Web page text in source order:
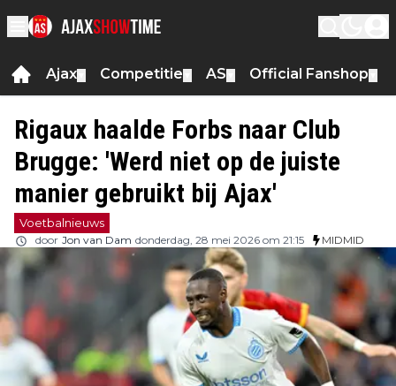
Ajax Competitie AS Official Fanshop
Rigaux haalde Forbs naar Club
Brugge: 'Werd niet op de juiste
manier gebruikt bij Ajax'
Voetbalnieuws
door Jon van Dam donderdag, 28 mei 2026 om 21:15 MIDMID